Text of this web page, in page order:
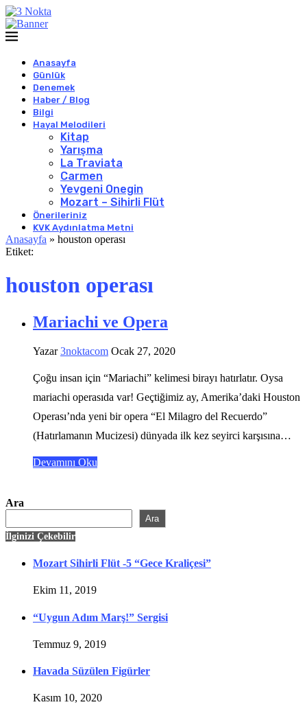
Anasayfa
Günlük
Denemek
Haber / Blog
Bilgi
Hayal Melodileri
Kitap
Yarışma
La Traviata
Carmen
Yevgeni Onegin
Mozart – Sihirli Flüt
Önerileriniz
KVK Aydınlatma Metni
Anasayfa » houston operası
Etiket:
houston operası
Mariachi ve Opera
Yazar3noktacom Ocak 27, 2020
Çoğu insan için “Mariachi” kelimesi birayı hatırlatır. Oysa
mariachi operasıda var! Geçtiğimiz ay, Amerika’daki Houston
Operası’nda yeni bir opera “El Milagro del Recuerdo”
(Hatırlamanın Mucizesi) dünyada ilk kez seyirci karşısına…
Devamını Oku
Ara
Ara
İlginizi Çekebilir
Mozart Sihirli Flüt -5 “Gece Kraliçesi”
Ekim 11, 2019
“Uygun Adım Marş!” Sergisi
Temmuz 9, 2019
Havada Süzülen Figürler
Kasım 10, 2020